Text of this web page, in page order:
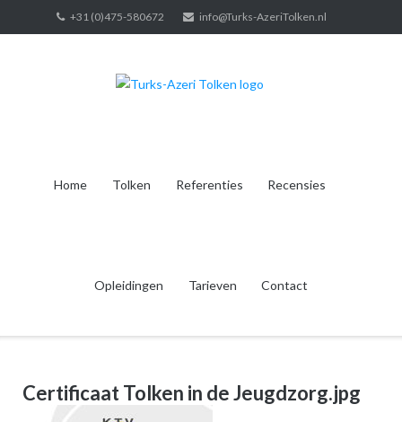
naar
+31 (0)475-580672 info@Turks-AzeriTolken.nl
Home Tolken Referenties Recensies
Opleidingen Tarieven Contact
Certificaat Tolken in de Jeugdzorg.jpg